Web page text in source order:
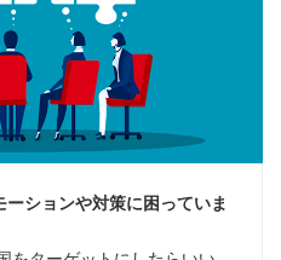
ションや対策に困っていま